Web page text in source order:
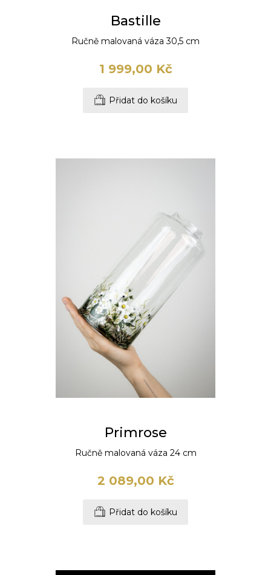
Bastille
Ručně malovaná váza 30,5 cm
1 999,00 Kč
Přidat do košíku
Primrose
Ručně malovaná váza 24 cm
2 089,00 Kč
Přidat do košíku